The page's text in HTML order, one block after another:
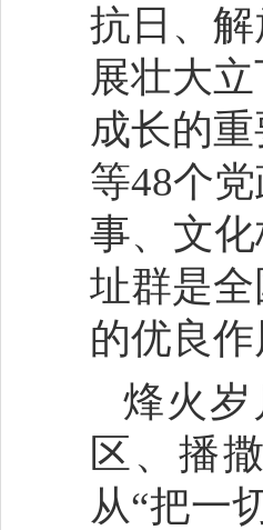
抗日、
展壮大
成长的
等48个
事、文
址群是
的优良作
烽火
区、播
从“把一